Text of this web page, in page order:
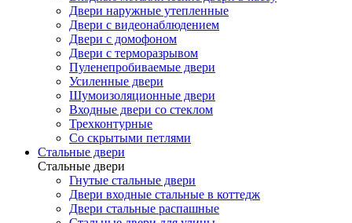
Двери наружные утепленные
Двери с видеонаблюдением
Двери с домофоном
Двери с терморазрывом
Пуленепробиваемые двери
Усиленные двери
Шумоизоляционные двери
Входные двери со стеклом
Трехконтурные
Со скрытыми петлями
Стальные двери
Стальные двери
Гнутые стальные двери
Двери входные стальные в коттедж
Двери стальные распашные